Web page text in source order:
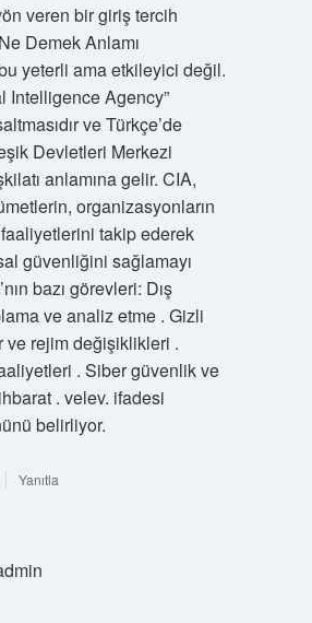
veren bir giriş tercih
Demek Anlamı
yeterli ama etkileyici değil.
Intelligence Agency”
ve Türkçe’de
Devletleri Merkezi
anlamına gelir. CIA,
organizasyonların
takip ederek
güvenliğini sağlamayı
bazı görevleri: Dış
ve analiz etme . Gizli
ve rejim değişiklikleri .
. Siber güvenlik ve
. velev. ifadesi
belirliyor.
Yanıtla